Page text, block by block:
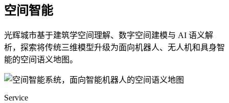
空间智能
光辉城市基于建筑学空间理解、数字空间建模与 AI 语义解
析，探索将传统三维模型升级为面向机器人、无人机和具身智
能的空间语义地图。
Service